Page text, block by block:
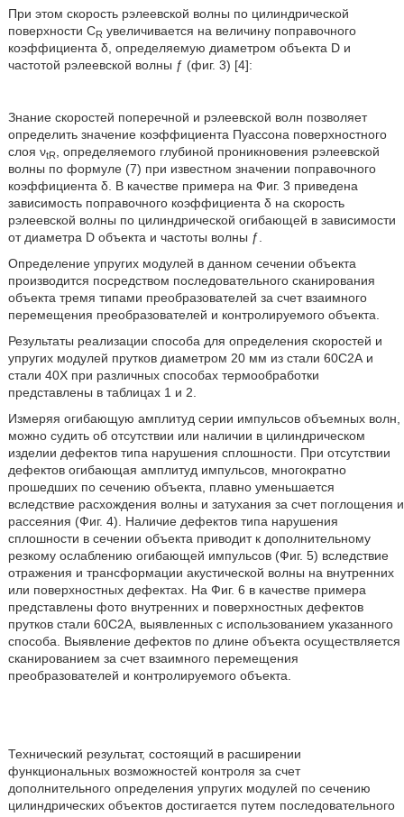
При этом скорость рэлеевской волны по цилиндрической
поверхности CR увеличивается на величину поправочного
коэффициента δ, определяемую диаметром объекта D и
частотой рэлеевской волны ƒ (фиг. 3) [4]:
Знание скоростей поперечной и рэлеевской волн позволяет
определить значение коэффициента Пуассона поверхностного
слоя νtR
, определяемого глубиной проникновения рэлеевской
волны по формуле (7) при известном значении поправочного
коэффициента δ. В качестве примера на Фиг. 3 приведена
зависимость поправочного коэффициента δ на скорость
рэлеевской волны по цилиндрической огибающей в зависимости
от диаметра D объекта и частоты волны ƒ.
Определение упругих модулей в данном сечении объекта
производится посредством последовательного сканирования
объекта тремя типами преобразователей за счет взаимного
перемещения преобразователей и контролируемого объекта.
Результаты реализации способа для определения скоростей и
упругих модулей прутков диаметром 20 мм из стали 60С2А и
стали 40Х при различных способах термообработки
представлены в таблицах 1 и 2.
Измеряя огибающую амплитуд серии импульсов объемных волн,
можно судить об отсутствии или наличии в цилиндрическом
изделии дефектов типа нарушения сплошности. При отсутствии
дефектов огибающая амплитуд импульсов, многократно
прошедших по сечению объекта, плавно уменьшается
вследствие расхождения волны и затухания за счет поглощения и
рассеяния (Фиг. 4). Наличие дефектов типа нарушения
сплошности в сечении объекта приводит к дополнительному
резкому ослаблению огибающей импульсов (Фиг. 5) вследствие
отражения и трансформации акустической волны на внутренних
или поверхностных дефектах. На Фиг. 6 в качестве примера
представлены фото внутренних и поверхностных дефектов
прутков стали 60С2А, выявленных с использованием указанного
способа. Выявление дефектов по длине объекта осуществляется
сканированием за счет взаимного перемещения
преобразователей и контролируемого объекта.
Технический результат, состоящий в расширении
функциональных возможностей контроля за счет
дополнительного определения упругих модулей по сечению
цилиндрических объектов достигается путем последовательного